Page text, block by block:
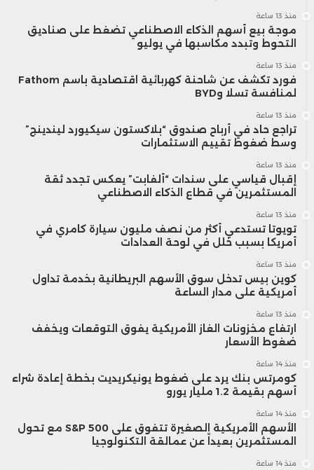
منذ 13 ساعة
موجة بيع أسهم الذكاء الاصطناعي تضغط على صناديق
التحوط وتبدد مكاسبها في يوليو
منذ 13 ساعة
فورد تكشف عن شاحنة كهربائية اقتصادية باسم Fathom
لمنافسة تسلا وBYD
منذ 13 ساعة
تراجع حاد في أرباح صندوق “بلاكستون سيكيورد ليندينج”
وسط ضغوط تقييم الاستثمارات
منذ 13 ساعة
إقبال قياسي على سندات “ألفابت” يعكس تجدد ثقة
المستثمرين في قطاع الذكاء الاصطناعي
منذ 13 ساعة
تويوتا تستدعي أكثر من نصف مليون سيارة كامري في
أمريكا بسبب خلل في لوحة العدادات
منذ 13 ساعة
كوين بيس تدخل سوق الأسهم البريطانية بخدمة تداول
أمريكية على مدار الساعة
منذ 13 ساعة
ارتفاع مخزونات الغاز الأمريكية يفوق التوقعات ويخفف
ضغوط الأسعار
منذ 14 ساعة
كومرتس بنك يرد على ضغوط يونيكريديت بخطة إعادة شراء
أسهم بقيمة 1.2 مليار يورو
منذ 14 ساعة
الأسهم الأمريكية الصغيرة تتفوق على S&P 500 مع تحول
المستثمرين بعيداً عن عمالقة التكنولوجيا
منذ 14 ساعة